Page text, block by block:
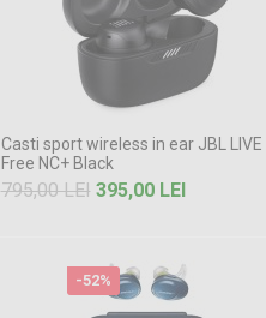
Casti sport wireless in ear JBL LIVE
Free NC+ Black
795,00 LEI 395,00 LEI
-52%